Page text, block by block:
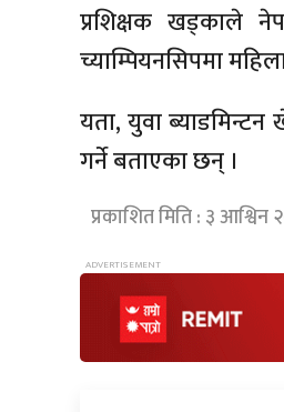
प्रशिक्षक खड्काले
च्याम्पियनसिपमा
यता, युवा ब्याडमिन्टन
गर्ने बताएका छन् ।
प्रकाशित मिति : ३